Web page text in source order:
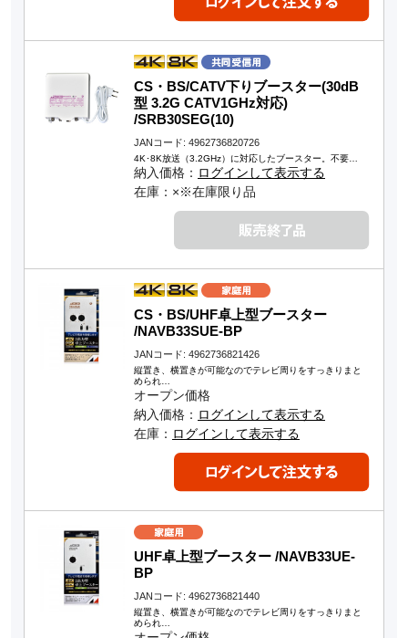
CS・BS/CATV下りブースター(30dB
型 3.2G CATV1GHz対応)
/SRB30SEG(10)
JANコード: 4962736820726
4K･8K放送（3.2GHz）に対応したブースター。不要…
納入価格： ログインして表示する
在庫：×※在庫限り品
CS・BS/UHF卓上型ブースター
/NAVB33SUE-BP
JANコード: 4962736821426
縦置き、横置きが可能なのでテレビ周りをすっきりまと
められ…
オープン価格
納入価格： ログインして表示する
在庫： ログインして表示する
UHF卓上型ブースター /NAVB33UE-
BP
JANコード: 4962736821440
縦置き、横置きが可能なのでテレビ周りをすっきりまと
められ…